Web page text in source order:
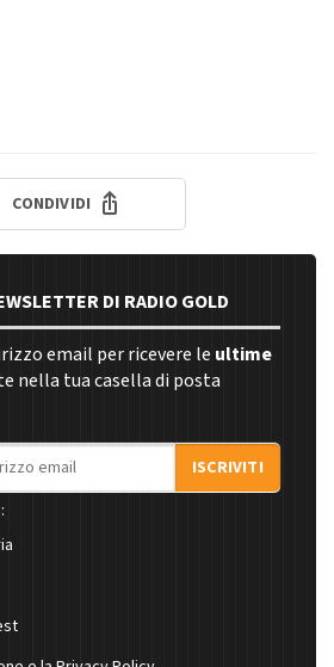
CONDIVIDI
DI RADIO GOLD
email per ricevere le ultime
nella tua casella di posta
ISCRIVITI